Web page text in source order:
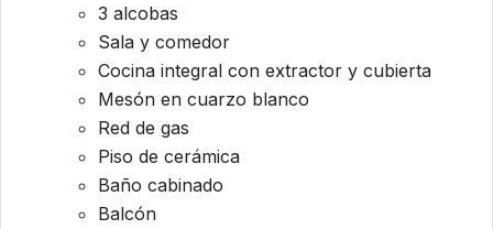
3 alcobas
Sala y comedor
Cocina integral con extractor y cubierta
Mesón en cuarzo blanco
Red de gas
Piso de cerámica
Baño cabinado
Balcón